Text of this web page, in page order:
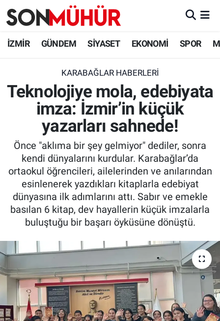
İZMİR GÜNDEM SİYASET EKONOMİ SPOR
KARABAĞLAR HABERLERI
Teknolojiye mola, edebiyata
imza: İzmir’in küçük
yazarları sahnede!
Önce "aklıma bir şey gelmiyor" dediler, sonra
kendi dünyalarını kurdular. Karabağlar’da
ortaokul öğrencileri, ailelerinden ve anılarından
esinlenerek yazdıkları kitaplarla edebiyat
dünyasına ilk adımlarını attı. Sabır ve emekle
basılan 6 kitap, dev hayallerin küçük imzalarla
buluştuğu bir başarı öyküsüne dönüştü.
İzmir Nöbetçi Eczaneler
İzmir Namaz Vakitleri
İzmir Trafik Yoğunluk Haritası
Süper Lig Puan Durumu ve Fikstür
Tüm Manşetler
Son Dakika Haberleri
Haber Arşivi